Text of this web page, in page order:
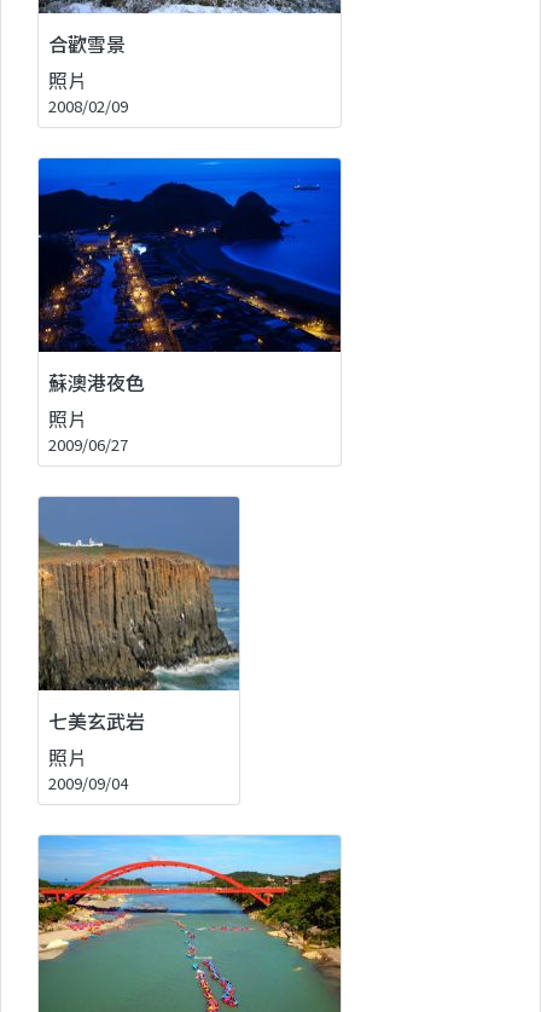
合歡雪景
照片
2008/02/09
蘇澳港夜色
照片
2009/06/27
七美玄武岩
照片
2009/09/04